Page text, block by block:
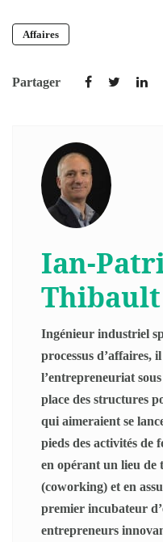
Affaires
Partager
Ian-
Thibault
Ingénieur industriel
processus d’affaires,
l’entrepreneuriat
place des structures
qui aimeraient se
pieds des activités de
en opérant un lieu
(coworking) et en
premier incubateur
entrepreneurs